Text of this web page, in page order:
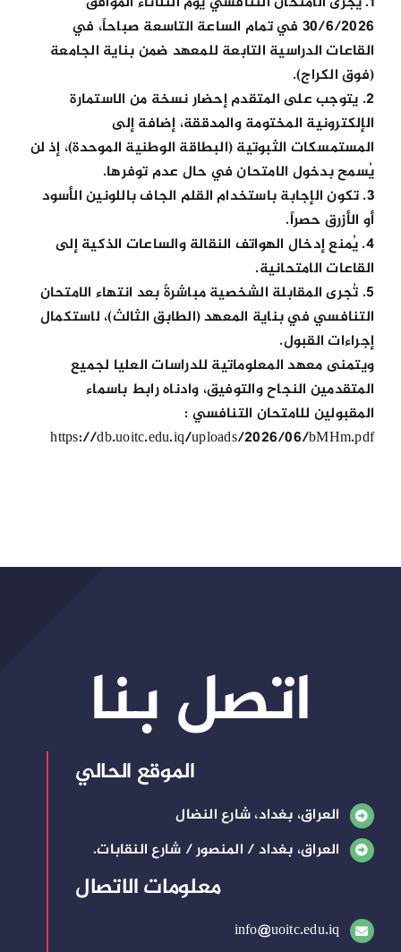
30/6/2026 في تمام الساعة التاسعة صباحاً، في
القاعات الدراسية التابعة للمعهد ضمن بناية الجامعة
(فوق الكراج).
2. يتوجب على المتقدم إحضار نسخة من الاستمارة
الإلكترونية المختومة والمدققة، إضافة إلى
المستمسكات الثبوتية (البطاقة الوطنية الموحدة)، إذ لن
يُسمح بدخول الامتحان في حال عدم توفرها.
3. تكون الإجابة باستخدام القلم الجاف باللونين الأسود
أو الأزرق حصراً.
4. يُمنع إدخال الهواتف النقالة والساعات الذكية إلى
القاعات الامتحانية.
5. تُجرى المقابلة الشخصية مباشرةً بعد انتهاء الامتحان
التنافسي في بناية المعهد (الطابق الثالث)، لاستكمال
إجراءات القبول.
ويتمنى معهد المعلوماتية للدراسات العليا لجميع
المتقدمين النجاح والتوفيق، وادناه رابط باسماء
المقبولين للامتحان التنافسي :
https://db.uoitc.edu.iq/uploads/2026/06/bMHm.pdf
اتصل بنا
الموقع الحالي
العراق، بغداد، شارع النضال
العراق، بغداد / المنصور / شارع النقابات.
معلومات الاتصال
info@uoitc.edu.iq